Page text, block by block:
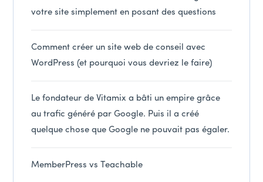
votre site simplement en posant des questions
Comment créer un site web de conseil avec
WordPress (et pourquoi vous devriez le faire)
Le fondateur de Vitamix a bâti un empire grâce
au trafic généré par Google. Puis il a créé
quelque chose que Google ne pouvait pas égaler.
MemberPress vs Teachable